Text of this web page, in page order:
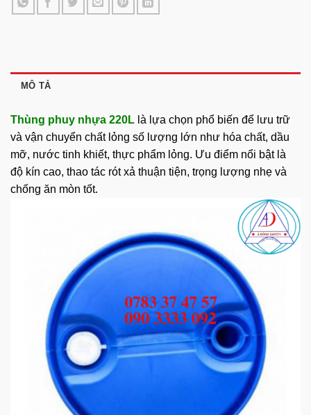
MÔ TẢ
Thùng phuy nhựa 220L là lựa chọn phổ biến để lưu trữ
và vận chuyển chất lỏng số lượng lớn như hóa chất, dầu
mỡ, nước tinh khiết, thực phẩm lỏng. Ưu điểm nổi bật là
độ kín cao, thao tác rót xả thuận tiện, trọng lượng nhẹ và
chống ăn mòn tốt.